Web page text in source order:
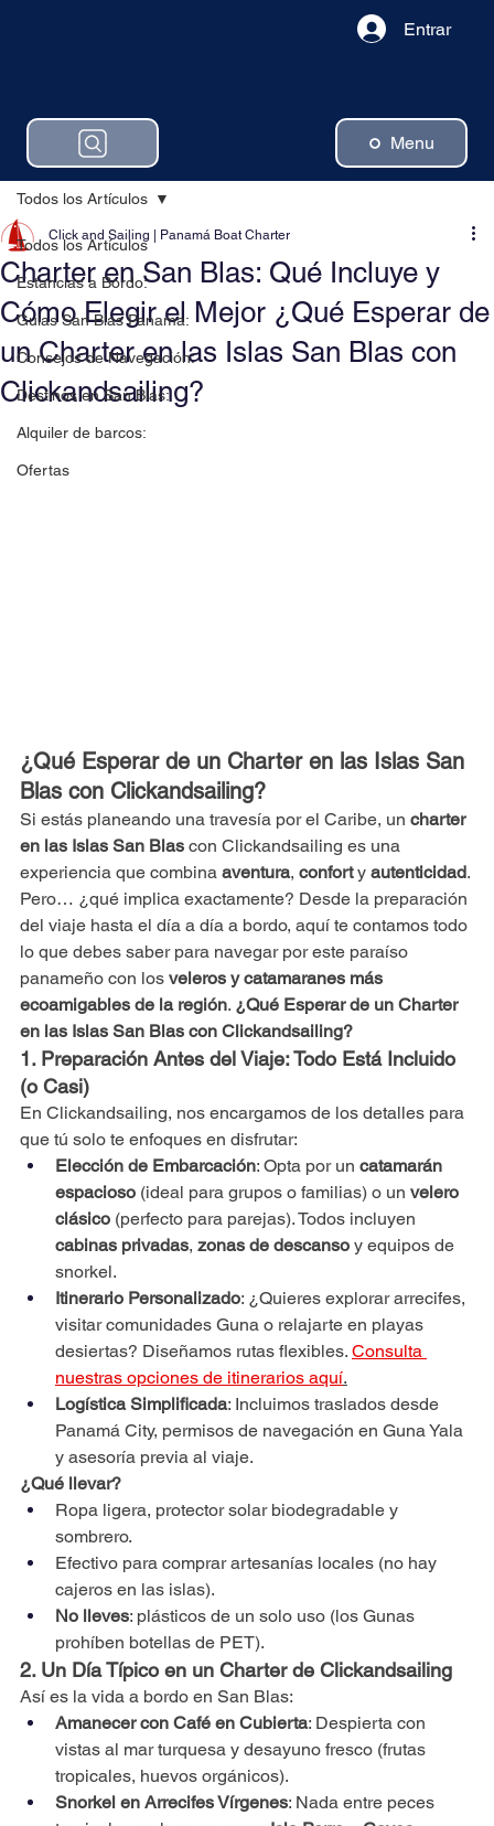
Menu
Entrar
Todos los Artículos
Estancias a Bordo:
Guias San Blas Panama:
Consejos de Navegación:
Destinos en San Blas:
Alquiler de barcos:
Ofertas
Todos los Artículos
Charter en San Blas: Qué Incluye y
Cómo Elegir el Mejor ¿Qué Esperar de
un Charter en las Islas San Blas con
Clickandsailing?
Click and Sailing | Panamá Boat Charter
¿Qué Esperar de un Charter en las Islas San
Blas con Clickandsailing?
Si estás planeando una travesía por el Caribe, un charter
en las Islas San Blas con Clickandsailing es una
experiencia que combina aventura, confort y autenticidad.
Pero… ¿qué implica exactamente? Desde la preparación
del viaje hasta el día a día a bordo, aquí te contamos todo
lo que debes saber para navegar por este paraíso
panameño con los veleros y catamaranes más
ecoamigables de la región. ¿Qué Esperar de un Charter
en las Islas San Blas con Clickandsailing?
1. Preparación Antes del Viaje: Todo Está Incluido
(o Casi)
En Clickandsailing, nos encargamos de los detalles para
que tú solo te enfoques en disfrutar:
Elección de Embarcación: Opta por un catamarán
espacioso (ideal para grupos o familias) o un velero
clásico (perfecto para parejas). Todos incluyen
cabinas privadas, zonas de descanso y equipos de
snorkel.
Itinerario Personalizado: ¿Quieres explorar arrecifes,
visitar comunidades Guna o relajarte en playas
desiertas? Diseñamos rutas flexibles. Consulta
nuestras opciones de itinerarios aquí.
Logística Simplificada: Incluimos traslados desde
Panamá City, permisos de navegación en Guna Yala
y asesoría previa al viaje.
¿Qué llevar?
Ropa ligera, protector solar biodegradable y
sombrero.
Efectivo para comprar artesanías locales (no hay
cajeros en las islas).
No lleves: plásticos de un solo uso (los Gunas
prohíben botellas de PET).
2. Un Día Típico en un Charter de Clickandsailing
Así es la vida a bordo en San Blas:
Amanecer con Café en Cubierta: Despierta con
vistas al mar turquesa y desayuno fresco (frutas
tropicales, huevos orgánicos).
Snorkel en Arrecifes Vírgenes: Nada entre peces